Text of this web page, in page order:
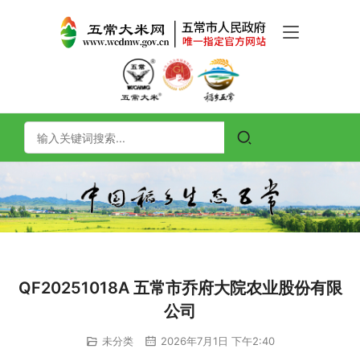
QF20251018A 五常市乔府大院农业股份有限
公司
未分类 2026年7月1日 下午2:40